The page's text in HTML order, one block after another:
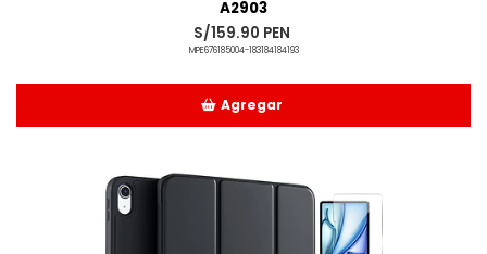
A2903
S/159.90 PEN
MPE676185004-183184184193
Agregar